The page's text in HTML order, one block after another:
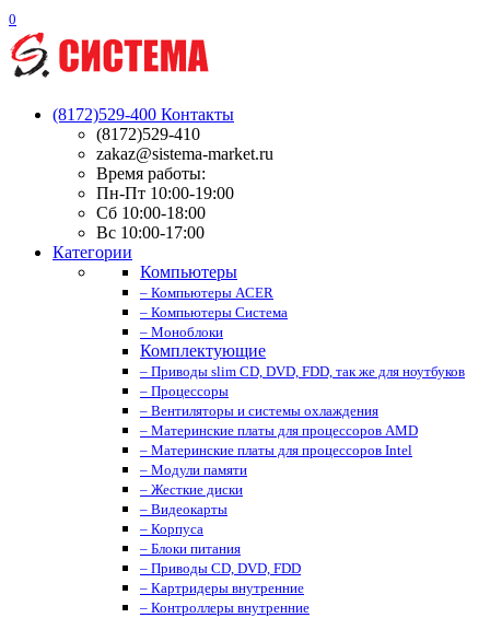
0
(8172)529-400 Контакты
(8172)529-410
zakaz@sistema-market.ru
Время работы:
Пн-Пт 10:00-19:00
Сб 10:00-18:00
Вс 10:00-17:00
Категории
Компьютеры
– Компьютеры ACER
– Компьютеры Система
– Моноблоки
Комплектующие
– Приводы slim CD, DVD, FDD, так же для ноутбуков
– Процессоры
– Вентиляторы и системы охлаждения
– Материнские платы для процессоров AMD
– Материнские платы для процессоров Intel
– Модули памяти
– Жесткие диски
– Видеокарты
– Корпуса
– Блоки питания
– Приводы CD, DVD, FDD
– Картридеры внутренние
– Контроллеры внутренние